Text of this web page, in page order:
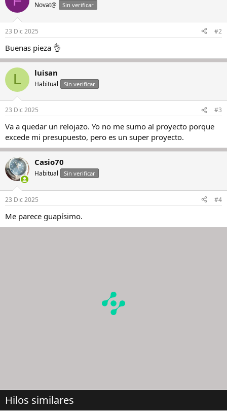
Novat@ Sin verificar
23 Dic 2025 #2
Buenas pieza 👌
L luisan
Habitual Sin verificar
23 Dic 2025 #3
Va a quedar un relojazo. Yo no me sumo al proyecto porque
excede mi presupuesto, pero es un super proyecto.
Casio70
Habitual Sin verificar
23 Dic 2025 #4
Me parece guapísimo.
Hilos similares